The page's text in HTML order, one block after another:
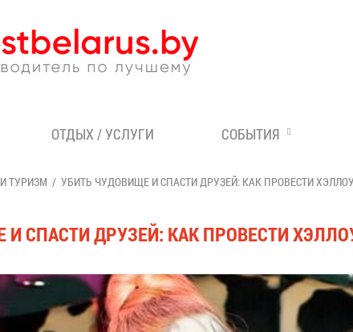
ОТДЫХ / УСЛУГИ СОБЫТИЯ
ТУРИЗМ УБИТЬ ЧУДОВИЩЕ И СПАСТИ ДРУЗЕЙ: КАК ПРОВЕСТИ
СПАСТИ ДРУЗЕЙ: КАК ПРОВЕСТИ